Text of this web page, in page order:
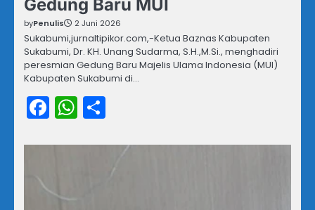
Gedung Baru MUI
byPenulis 2 Juni 2026
Sukabumi,jurnaltipikor.com,-Ketua Baznas Kabupaten
Sukabumi, Dr. KH. Unang Sudarma, S.H.,M.Si., menghadiri
peresmian Gedung Baru Majelis Ulama Indonesia (MUI)
Kabupaten Sukabumi di…
Facebook
WhatsApp